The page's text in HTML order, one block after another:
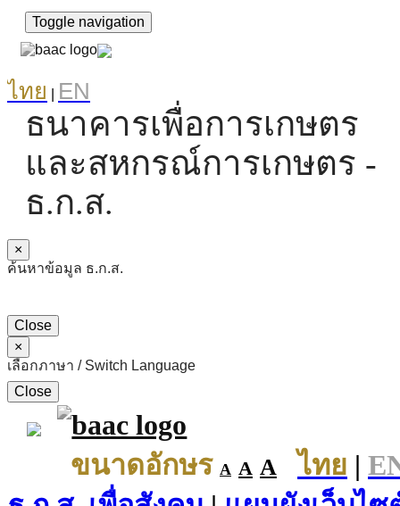
Toggle navigation
ไทย EN
ธนาคารเพื่อการเกษตร
และสหกรณ์การเกษตร -
ธ.ก.ส.
×
ค้นหาข้อมูล ธ.ก.ส.
Close
×
เลือกภาษา / Switch Language
Close
ขนาดอักษร A A A ไทย |